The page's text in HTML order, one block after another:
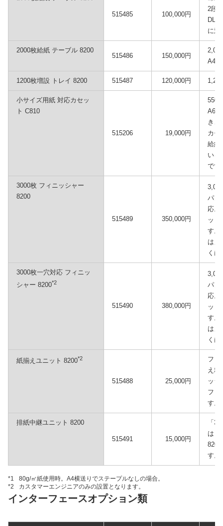
515485 100,000円
2段
DLT
に対
2000枚給紙 テーブル 8200
515486 150,000円
A4
1200枚増設 トレイ 8200 515487 120,000円
小サイズ用紙 対応カセッ
ト C810
515206 19,000円
550
A6
き、
カセ
給紙
いる
です
3000枚 フィニッシャー
8200
515489 350,000円
パン
応。
ット
す。
はメ
く
3000枚一穴対応 フィニッ
シャー 8200*2
515490 380,000円
パン
応。
ット
す。
はメ
く
紙揃えユニット 8200*2
515488 25,000円
フィ
え精
ッシ
フィ
す。
排紙中継ユニット 8200
515491 15,000円
「
は「
す。
*1
80g/㎡紙使用時。A4横送りでステープルなしの場合。
*2
カスタマーエンジニアのみの設置となります。
インターフェースオプション類